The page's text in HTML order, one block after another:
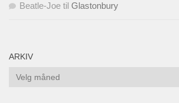
Beatle-Joe til Glastonbury
ARKIV
Arkiv